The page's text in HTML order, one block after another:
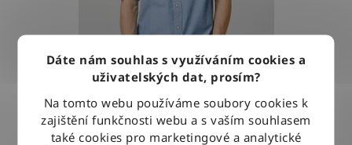
Dáte nám souhlas s využíváním cookies a
uživatelských dat, prosím?
Na tomto webu používáme soubory cookies k
zajištění funkčnosti webu a s vaším souhlasem
také cookies pro marketingové a analytické
Košile Wrangler WESTERN SHIRT LIGHT STONE